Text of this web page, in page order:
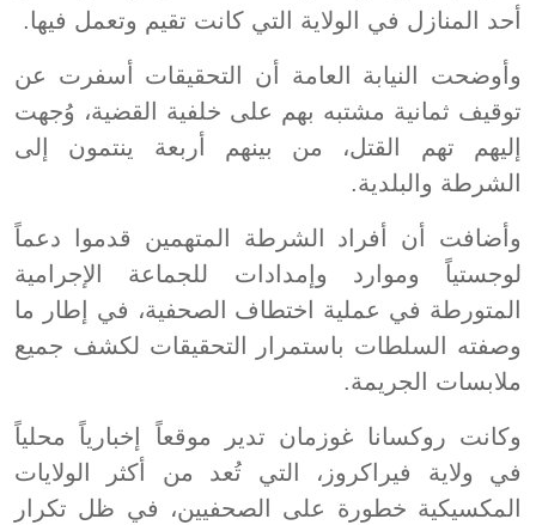
أحد المنازل في الولاية التي كانت تقيم وتعمل فيها.
وأوضحت النيابة العامة أن التحقيقات أسفرت عن
توقيف ثمانية مشتبه بهم على خلفية القضية، وُجهت
إليهم تهم القتل، من بينهم أربعة ينتمون إلى
الشرطة والبلدية.
وأضافت أن أفراد الشرطة المتهمين قدموا دعماً
لوجستياً وموارد وإمدادات للجماعة الإجرامية
المتورطة في عملية اختطاف الصحفية، في إطار ما
وصفته السلطات باستمرار التحقيقات لكشف جميع
ملابسات الجريمة.
وكانت روكسانا غوزمان تدير موقعاً إخبارياً محلياً
في ولاية فيراكروز، التي تُعد من أكثر الولايات
المكسيكية خطورة على الصحفيين، في ظل تكرار